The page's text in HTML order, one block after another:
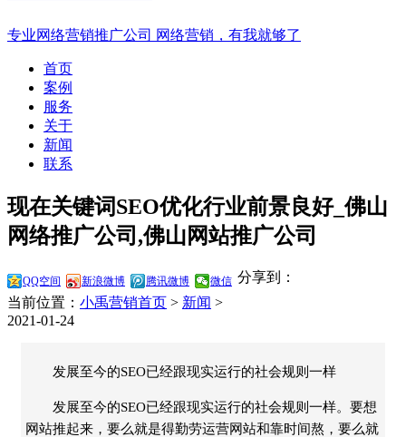
专业网络营销推广公司 网络营销，有我就够了
首页
案例
服务
关于
新闻
联系
现在关键词SEO优化行业前景良好_佛山
网络推广公司,佛山网站推广公司
分享到：
QQ空间 新浪微博 腾讯微博 微信
当前位置： 小禹营销首页 > 新闻 >
2021-01-24
发展至今的SEO已经跟现实运行的社会规则一样
发展至今的SEO已经跟现实运行的社会规则一样。要想
网站推起来，要么就是得勤劳运营网站和靠时间熬，要么就